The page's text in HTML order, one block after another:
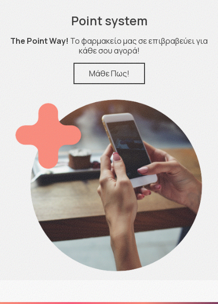
Point system
The Point Way! Το φαρμακείο μας σε επιβραβεύει για
κάθε σου αγορά!
Μάθε Πως!